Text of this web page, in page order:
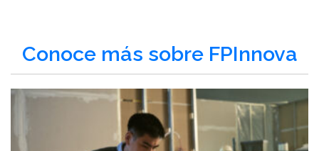
Conoce más sobre FPInnova